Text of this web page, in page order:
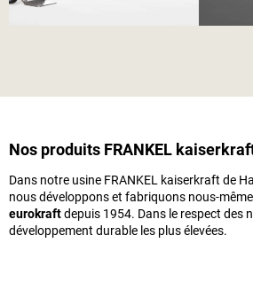
Nos produits FRANKEL
Dans notre usine FRANKEL kaiserkraft de
nous développons et fabriquons nous-
eurokraftdepuis 1954. Dans le respect des
développement durable les plus élevées.